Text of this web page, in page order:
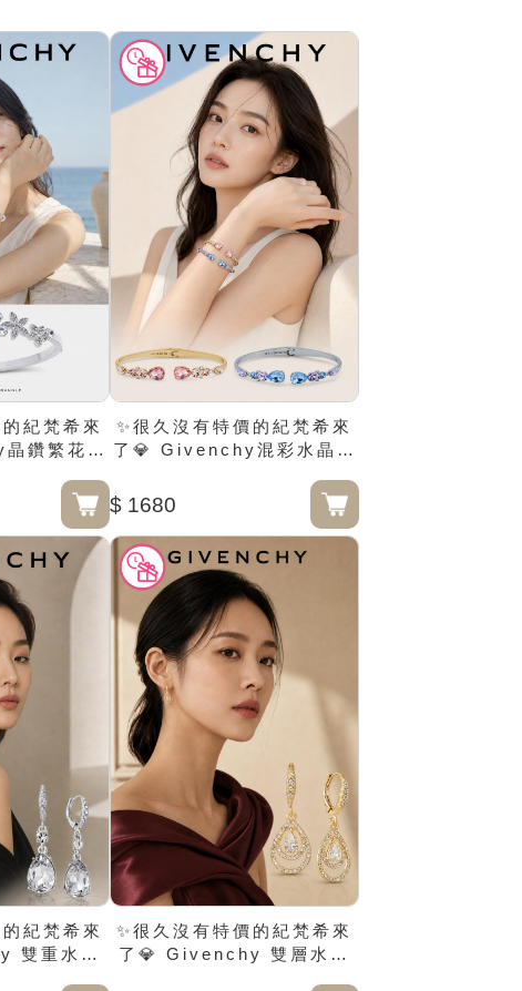
紀梵希來
鑽繁花銀
✨很久沒有特價的紀梵希來
了💎 Givenchy混彩水晶開
$ 1680
紀梵希來
雙重水晶
✨很久沒有特價的紀梵希來
了💎 Givenchy 雙層水滴